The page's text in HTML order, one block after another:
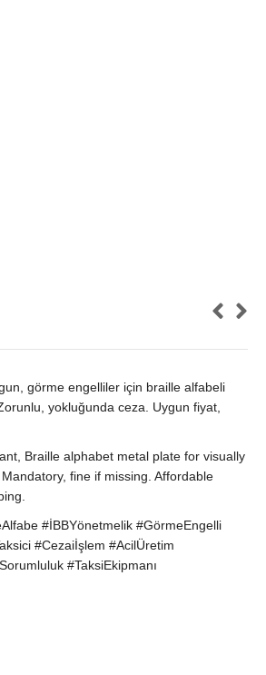
görme engelliler için braille alfabeli
yokluğunda ceza. Uygun fiyat,
Braille alphabet metal plate for visually
fine if missing. Affordable
#İBBYönetmelik #GörmeEngelli
#Cezaiİşlem #AcilÜretim
#TaksiEkipmanı